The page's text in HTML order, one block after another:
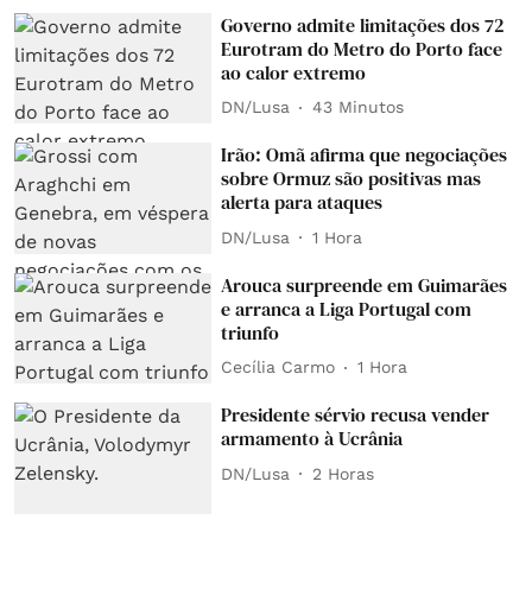
Governo admite limitações dos 72
Eurotram do Metro do Porto face
ao calor extremo
DN/Lusa 43 Minutos
Irão: Omã afirma que negociações
sobre Ormuz são positivas mas
alerta para ataques
DN/Lusa 1 Hora
Arouca surpreende em Guimarães
e arranca a Liga Portugal com
triunfo
Cecília Carmo 1 Hora
Presidente sérvio recusa vender
armamento à Ucrânia
DN/Lusa 2 Horas